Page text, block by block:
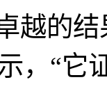
越的
，“